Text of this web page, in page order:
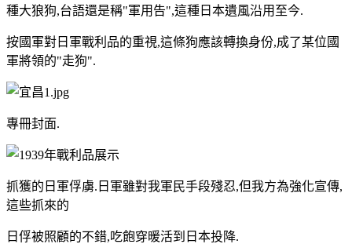
種大狼狗,台語還是稱"軍用告",這種日本遺風沿用至今.
按國軍對日軍戰利品的重視,這條狗應該轉換身份,成了某位國
軍將領的"走狗".
專冊封面.
抓獲的日軍俘虜.日軍雖對我軍民手段殘忍,但我方為強化宣傳,
這些抓來的
日俘被照顧的不錯,吃飽穿暖活到日本投降.